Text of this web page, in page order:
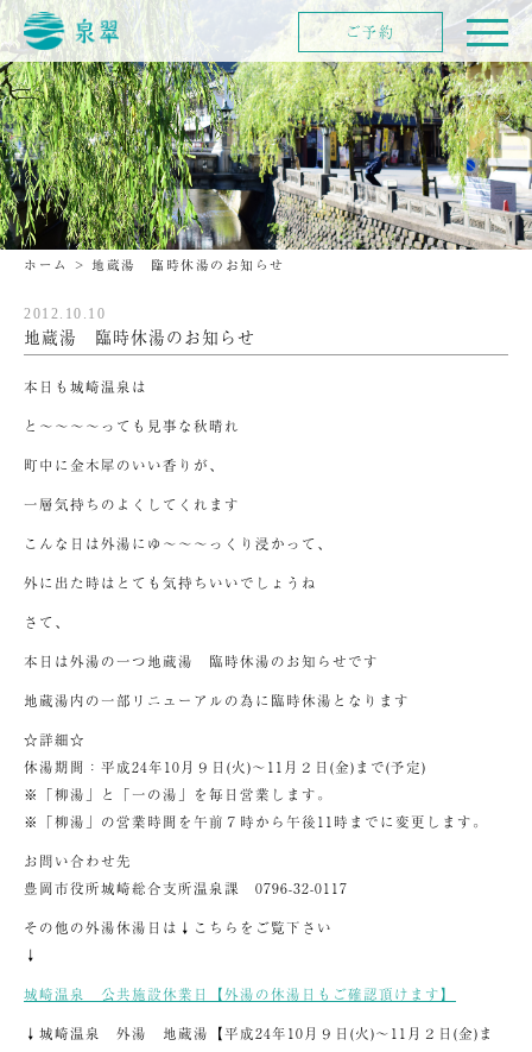
ホーム > 地蔵湯 臨時休湯のお知らせ
2012.10.10
地蔵湯 臨時休湯のお知らせ
本日も城崎温泉は
と～～～～っても見事な秋晴れ
町中に金木犀のいい香りが、
一層気持ちのよくしてくれます
こんな日は外湯にゆ～～～っくり浸かって、
外に出た時はとても気持ちいいでしょうね
さて、
本日は外湯の一つ地蔵湯 臨時休湯のお知らせです
地蔵湯内の一部リニューアルの為に臨時休湯となります
☆詳細☆
休湯期間：平成24年10月９日(火)～11月２日(金)まで(予定)
※「柳湯」と「一の湯」を毎日営業します。
※「柳湯」の営業時間を午前７時から午後11時までに変更します。
お問い合わせ先
豊岡市役所城崎総合支所温泉課 0796-32-0117
その他の外湯休湯日は↓こちらをご覧下さい
↓
城崎温泉 公共施設休業日【外湯の休湯日もご確認頂けます】
↓城崎温泉 外湯 地蔵湯【平成24年10月９日(火)～11月２日(金)ま
ご予約